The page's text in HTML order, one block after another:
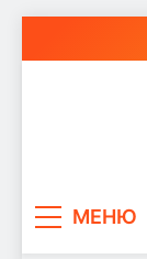
к
МЕНЮ